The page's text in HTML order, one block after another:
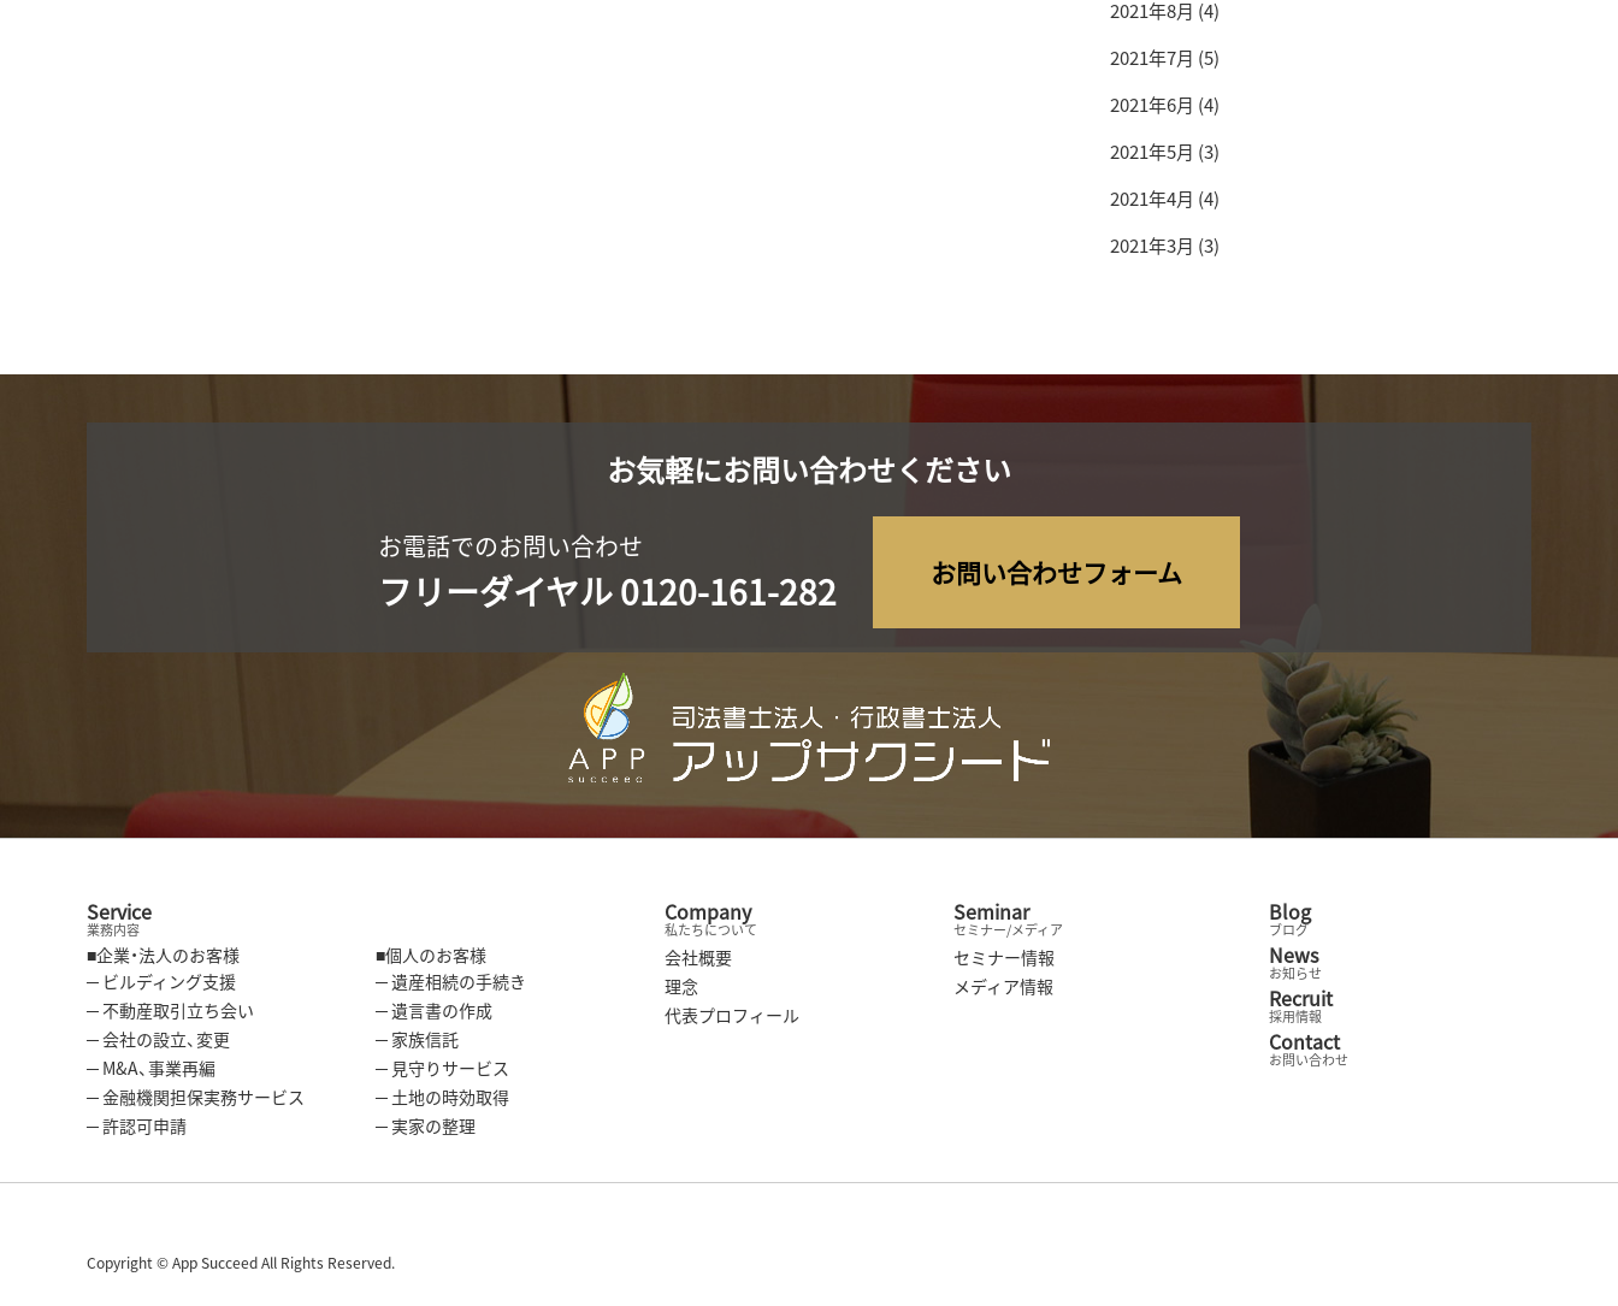
2021年8月 (4)
2021年7月 (5)
2021年6月 (4)
2021年5月 (3)
2021年4月 (4)
2021年3月 (3)
お気軽にお問い合わせください
お電話でのお問い合わせ
フリーダイヤル0120-161-282 お問い合わせフォーム
Service
業務内容
■企業・法人のお客様
─ ビルディング支援
─ 不動産取引立ち会い
─ 会社の設立、変更
─ M&A、事業再編
─ 金融機関担保実務サービス
─ 許認可申請
■個人のお客様
─ 遺産相続の手続き
─ 遺言書の作成
─ 家族信託
─ 見守りサービス
─ 土地の時効取得
─ 実家の整理
Company
私たちについて
会社概要
理念
代表プロフィール
Seminar
セミナー/メディア
セミナー情報
メディア情報
Blog
ブログ
News
お知らせ
Recruit
採用情報
Contact
お問い合わせ
Copyright © App Succeed All Rights Reserved.